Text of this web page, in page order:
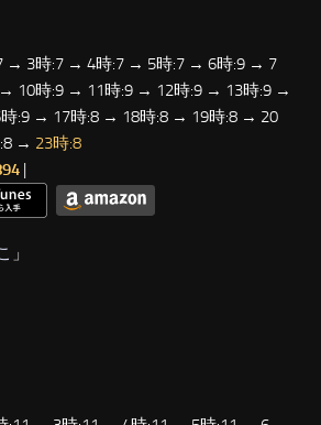
→ 3時:7 → 4時:7 → 5時:7 → 6時:9 → 7
10時:9 → 11時:9 → 12時:9 → 13時:9 →
:9 → 17時:8 → 18時:8 → 19時:8 → 20
→ 23時:8
|
」